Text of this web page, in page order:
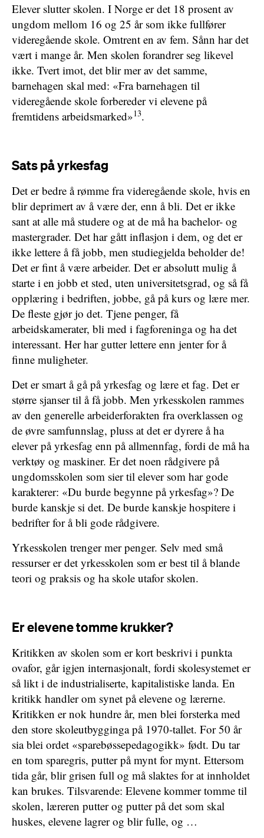
Elever slutter skolen. I Norge er det 18 prosent av
ungdom mellom 16 og 25 år som ikke fullfører
videregående skole. Omtrent en av fem. Sånn har det
vært i mange år. Men skolen forandrer seg likevel
ikke. Tvert imot, det blir mer av det samme,
barnehagen skal med: «Fra barnehagen til
videregående skole forbereder vi elevene på
fremtidens arbeidsmarked»13.
Sats på yrkesfag
Det er bedre å rømme fra videregående skole, hvis en
blir deprimert av å være der, enn å bli. Det er ikke
sant at alle må studere og at de må ha bachelor- og
mastergrader. Det har gått inflasjon i dem, og det er
ikke lettere å få jobb, men studiegjelda beholder de!
Det er fint å være arbeider. Det er absolutt mulig å
starte i en jobb et sted, uten universitetsgrad, og så få
opplæring i bedriften, jobbe, gå på kurs og lære mer.
De fleste gjør jo det. Tjene penger, få
arbeidskamerater, bli med i fagforeninga og ha det
interessant. Her har gutter lettere enn jenter for å
finne muligheter.
Det er smart å gå på yrkesfag og lære et fag. Det er
større sjanser til å få jobb. Men yrkesskolen rammes
av den generelle arbeiderforakten fra overklassen og
de øvre samfunnslag, pluss at det er dyrere å ha
elever på yrkesfag enn på allmennfag, fordi de må ha
verktøy og maskiner. Er det noen rådgivere på
ungdomsskolen som sier til elever som har gode
karakterer: «Du burde begynne på yrkesfag»? De
burde kanskje si det. De burde kanskje hospitere i
bedrifter for å bli gode rådgivere.
Yrkesskolen trenger mer penger. Selv med små
ressurser er det yrkesskolen som er best til å blande
teori og praksis og ha skole utafor skolen.
Er elevene tomme krukker?
Kritikken av skolen som er kort beskrivi i punkta
ovafor, går igjen internasjonalt, fordi skolesystemet er
så likt i de industrialiserte, kapitalistiske landa. En
kritikk handler om synet på elevene og lærerne.
Kritikken er nok hundre år, men blei forsterka med
den store skoleutbygginga på 1970-tallet. For 50 år
sia blei ordet «sparebøssepedagogikk» født. Du tar
en tom sparegris, putter på mynt for mynt. Ettersom
tida går, blir grisen full og må slaktes for at innholdet
kan brukes. Tilsvarende: Elevene kommer tomme til
skolen, læreren putter og putter på det som skal
huskes, elevene lagrer og blir fulle, og …